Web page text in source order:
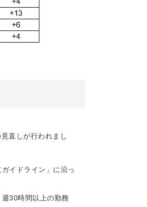
直しが行われまし
イドライン」に沿っ
30時間以上の勤務